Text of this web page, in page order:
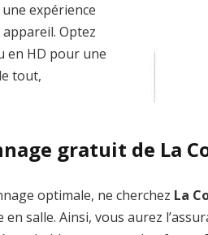
expérience
Optez
en HD pour une
tout,
gratuit de La
optimale, ne cherchez La
salle. Ainsi, vous aurez